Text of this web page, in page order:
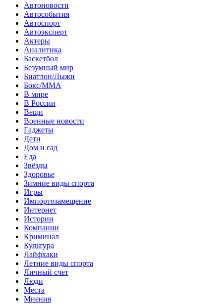
Автоновости
Автособытия
Автоспорт
Автоэксперт
Актеры
Аналитика
Баскетбол
Безумный мир
Биатлон/Лыжи
Бокс/MMA
В мире
В России
Вещи
Военные новости
Гаджеты
Дети
Дом и сад
Еда
Звёзды
Здоровье
Зимние виды спорта
Игры
Импортозамещение
Интернет
Истории
Компании
Криминал
Культура
Лайфхаки
Летние виды спорта
Личный счет
Люди
Места
Мнения